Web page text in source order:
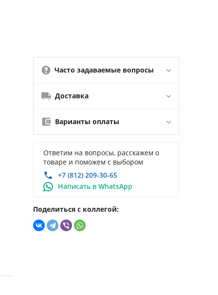
Часто задаваемые вопросы
Доставка
Варианты оплаты
Ответим на вопросы, расскажем о
товаре и поможем с выбором
+7 (812) 209-30-65
Написать в WhatsApp
Поделиться с коллегой: